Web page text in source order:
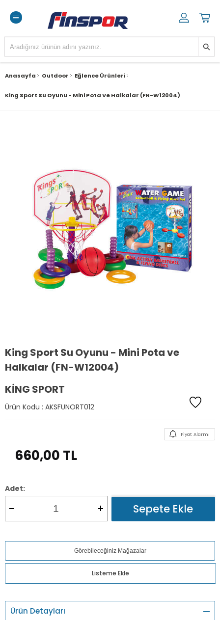
Anasayfa Outdoor Eğlence Ürünleri
King Sport Su Oyunu - Mini Pota Ve Halkalar (FN-W12004)
King Sport Su Oyunu - Mini Pota ve
Halkalar (FN-W12004)
KING SPORT
Ürün Kodu : AKSFUNORT012
Fiyat Alarmı
660,00 TL
Adet:
Sepete Ekle
Görebileceğiniz Mağazalar
Listeme Ekle
Ürün Detayları